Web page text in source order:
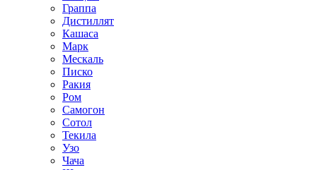
Граппа
Дистиллят
Кашаса
Марк
Мескаль
Писко
Ракия
Ром
Самогон
Сотол
Текила
Узо
Чача